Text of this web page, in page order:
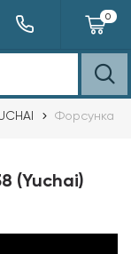
0
Форсунка
(Yuchai)